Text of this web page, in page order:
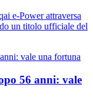
e-Power attraversa
un titolo ufficiale del
56 anni: vale